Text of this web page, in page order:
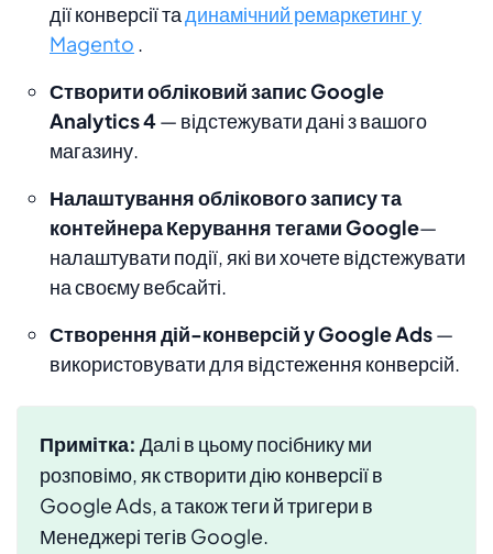
дії конверсії тадинамічний ремаркетинг у
Magento .
Створити обліковий запис Google
Analytics 4— відстежувати дані з вашого
магазину.
Налаштування облікового запису та
контейнера Керування тегами Google—
налаштувати події, які ви хочете відстежувати
на своєму вебсайті.
Створення дій-конверсій у Google Ads—
використовувати для відстеження конверсій.
Примітка: Далі в цьому посібнику ми
розповімо, як створити дію конверсії в
Google Ads, а також теги й тригери в
Менеджері тегів Google.